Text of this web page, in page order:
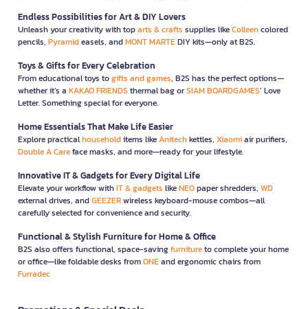
Endless Possibilities for Art & DIY Lovers
Unleash your creativity with toparts & crafts supplies likeColleencolored
pencils, Pyramideasels, andMONT MARTEDIY kits—only at B2S.
Toys & Gifts for Every Celebration
From educational toys togifts and games, B2S has the perfect options—
whether it’s a KAKAO FRIENDS thermal bag orSIAM BOARDGAMES’ Love
Letter. Something special for everyone.
Home Essentials That Make Life Easier
Explore practicalhouseholditems likeAnitechkettles, Xiaomiair purifiers,
Double A Careface masks, and more—ready for your lifestyle.
Innovative IT & Gadgets for Every Digital Life
Elevate your workflow withIT & gadgets likeNEOpaper shredders, WD
external drives, andGEEZERwireless keyboard-mouse combos—all
carefully selected for convenience and security.
Functional & Stylish Furniture for Home & Office
B2S also offers functional, space-savingfurnitureto complete your home
or office—like foldable desks fromONEand ergonomic chairs from
Furradec